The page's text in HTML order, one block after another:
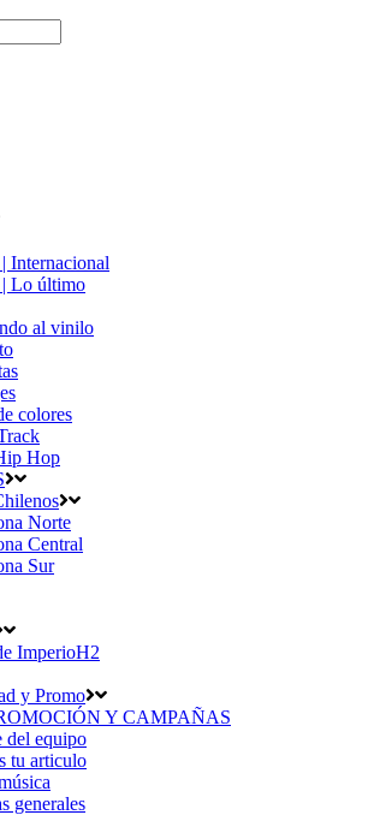
Internacional
Lo último
al vinilo
colores
Hop
Norte
Central
Sur
ImperioH2
y Promo
Y CAMPAÑAS
del equipo
tu articulo
generales